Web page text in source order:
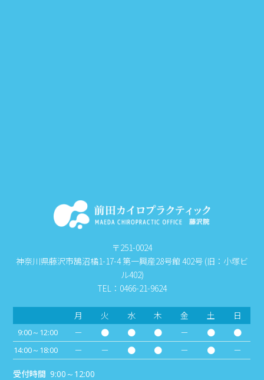
〒251-0024
神奈川県藤沢市鵠沼橘1-17-4 第一興産28号館 402号 (旧：小塚ビ
ル402)
TEL：0466-21-9624
月 火 水 木 金 土 日
9:00～12:00 － ● ● ● － ● ●
14:00～18:00 － － ● ● － ●
－
受付時間 9:00～12:00